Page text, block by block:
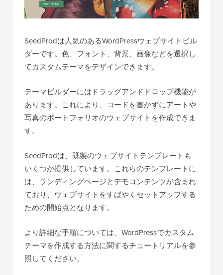
SeedProdは人気のあるWordPressウェブサイトビル
ダーです。色、フォント、背景、画像などを選択し
てカスタムテーマをデザインできます。
テーマビルダーにはドラッグアンドドロップ機能が
あります。これにより、コードを書かずにアートや
写真のポートフォリオのウェブサイトを作成できま
す。
SeedProdは、既製のウェブサイトテンプレートも
いくつか提供しています。これらのテンプレートに
は、ランディングページとデモコンテンツが含まれ
ており、ウェブサイトをすばやくセットアップする
ための開始点となります。
より詳細な手順については、WordPressでカスタム
テーマを作成する方法に関するチュートリアルを参
照してください。